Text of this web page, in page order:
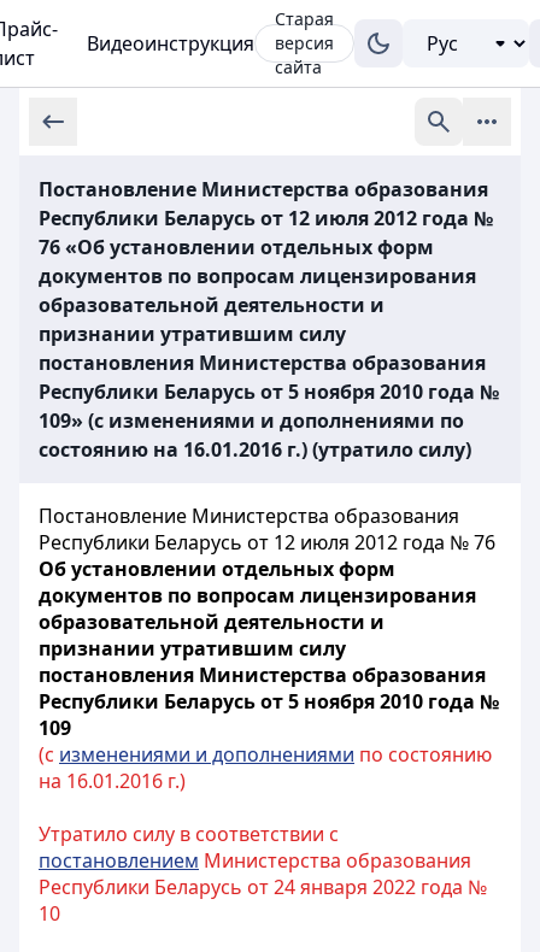
Видеоинструкция
Старая
версия
сайта
Постановление Министерства образования
Республики Беларусь от 12 июля 2012 года №
76 «Об установлении отдельных форм
документов по вопросам лицензирования
образовательной деятельности и
признании утратившим силу
постановления Министерства образования
Республики Беларусь от 5 ноября 2010 года №
109» (с изменениями и дополнениями по
состоянию на 16.01.2016 г.) (утратило силу)
Постановление Министерства образования
Республики Беларусь от 12 июля 2012 года № 76
Об установлении отдельных форм
документов по вопросам лицензирования
образовательной деятельности и
признании утратившим силу
постановления Министерства образования
Республики Беларусь от 5 ноября 2010 года №
109
(с изменениями и дополнениями по состоянию
на 16.01.2016 г.)
Утратило силу в соответствии с
постановлением Министерства образования
Республики Беларусь от 24 января 2022 года №
10